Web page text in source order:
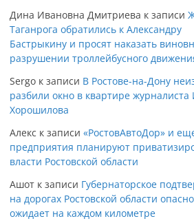
Дина Ивановна Дмитриева к записи
Таганрога обратились к Александру
Бастрыкину и просят наказать
разрушении троллейбусного
Sergo к записи В Ростове-на-Дону
разбили окно в квартире журналиста
Хорошилова
Алекс к записи «РостовАвтоДор» и
предприятия планируют
власти Ростовской области
Ашот к записи Губернаторское
на дорогах Ростовской области
ожидает на каждом километре